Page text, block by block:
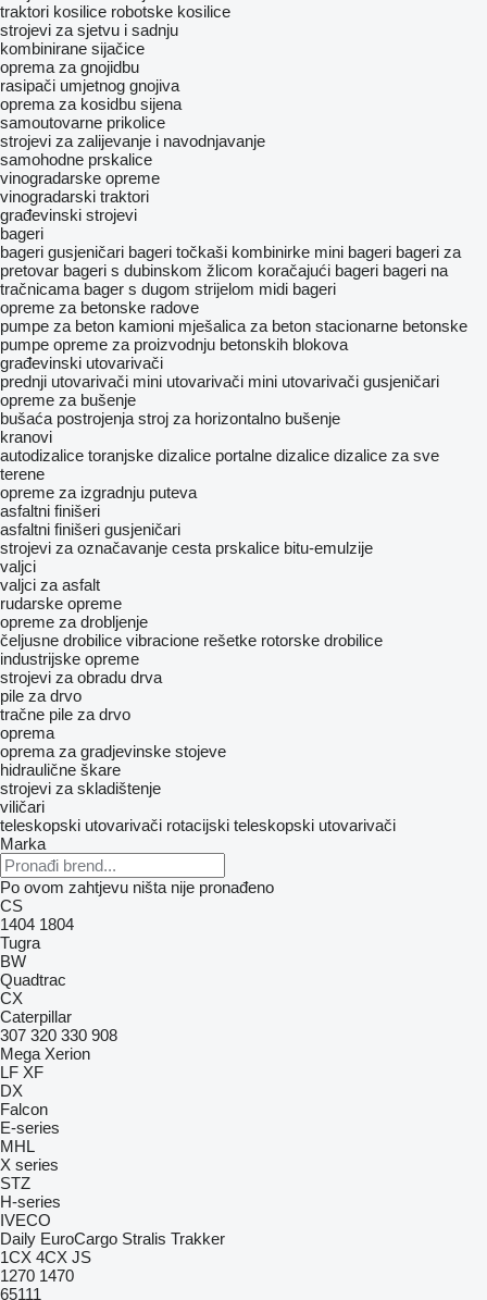
traktori kosilice robotske kosilice
strojevi za sjetvu i sadnju
kombinirane sijačice
oprema za gnojidbu
rasipači umjetnog gnojiva
oprema za kosidbu sijena
samoutovarne prikolice
strojevi za zaliјеvanje i navodnjavanje
samohodne prskalice
vinogradarske opreme
vinogradarski traktori
građevinski strojevi
bageri
bageri gusjeničari bageri točkaši kombinirke mini bageri bageri za
pretovar bageri s dubinskom žlicom koračajući bageri bageri na
tračnicama bager s dugom strijelom midi bageri
opreme za betonske radove
pumpe za beton kamioni mješalica za beton stacionarne betonske
pumpe opreme za proizvodnju betonskih blokova
građevinski utovarivači
prednji utovarivači mini utovarivači mini utovarivači gusjeničari
opreme za bušenje
bušaća postrojenja stroj za horizontalno bušenje
kranovi
autodizalice toranjske dizalice portalne dizalice dizalice za sve
terene
opreme za izgradnju puteva
asfaltni finišeri
asfaltni finišeri gusjeničari
strojevi za označavanje cesta prskalice bitu-emulzije
valjci
valjci za asfalt
rudarske opreme
opreme za drobljenje
čeljusne drobilice vibracione rešetke rotorske drobilice
industrijske opreme
strojevi za obradu drva
pile za drvo
tračne pile za drvo
oprema
oprema za gradjevinske stojeve
hidraulične škare
strojevi za skladištenje
viličari
teleskopski utovarivači rotacijski teleskopski utovarivači
Marka
Po ovom zahtjevu ništa nije pronađeno
CS
1404 1804
Tugra
BW
Quadtrac
CX
Caterpillar
307 320 330 908
Mega Xerion
LF XF
DX
Falcon
E-series
MHL
X series
STZ
H-series
IVECO
Daily EuroCargo Stralis Trakker
1CX 4CX JS
1270 1470
65111